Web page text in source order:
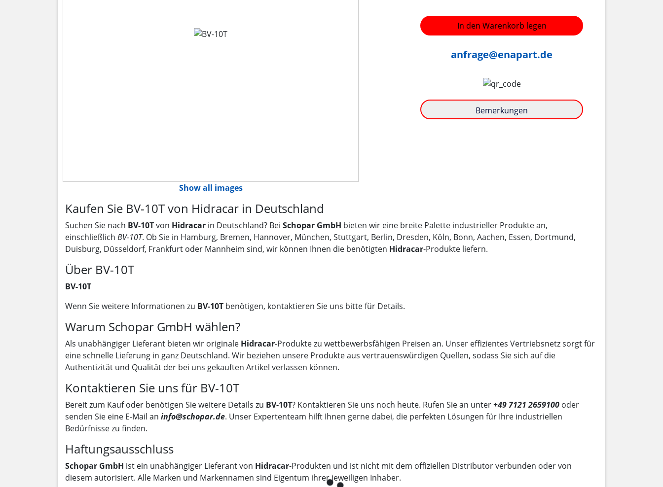
Show all images
In den Warenkorb legen
anfrage@enapart.de
Bemerkungen
Kaufen Sie BV-10T von Hidracar in Deutschland
Suchen Sie nach BV-10Tvon Hidracar in Deutschland? Bei Schopar GmbH bieten wir eine breite Palette industrieller Produkte an,
einschließlich BV-10T. Ob Sie in Hamburg, Bremen, Hannover, München, Stuttgart, Berlin, Dresden, Köln, Bonn, Aachen, Essen, Dortmund,
Duisburg, Düsseldorf, Frankfurt oder Mannheim sind, wir können Ihnen die benötigten Hidracar-Produkte liefern.
Über BV-10T
BV-10T
Wenn Sie weitere Informationen zu BV-10T benötigen, kontaktieren Sie uns bitte für Details.
Warum Schopar GmbH wählen?
Als unabhängiger Lieferant bieten wir originale Hidracar-Produkte zu wettbewerbsfähigen Preisen an. Unser effizientes Vertriebsnetz sorgt für
eine schnelle Lieferung in ganz Deutschland. Wir beziehen unsere Produkte aus vertrauenswürdigen Quellen, sodass Sie sich auf die
Authentizität und Qualität der bei uns gekauften Artikel verlassen können.
Kontaktieren Sie uns für BV-10T
Bereit zum Kauf oder benötigen Sie weitere Details zu BV-10T? Kontaktieren Sie uns noch heute. Rufen Sie an unter+49 7121 2659100 oder
senden Sie eine E-Mail an info@schopar.de. Unser Expertenteam hilft Ihnen gerne dabei, die perfekten Lösungen für Ihre industriellen
Bedürfnisse zu finden.
Haftungsausschluss
Schopar GmbH ist ein unabhängiger Lieferant von Hidracar-Produkten und ist nicht mit dem offiziellen Distributor verbunden oder von
diesem autorisiert. Alle Marken und Markennamen sind Eigentum ihrer jeweiligen Inhaber.